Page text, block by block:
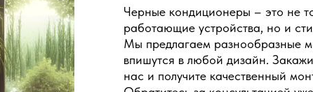
Черные кондиционеры – это не
работающие устройства, но и
Мы предлагаем разнообразные
впишутся в любой дизайн.
нас и получите качественный